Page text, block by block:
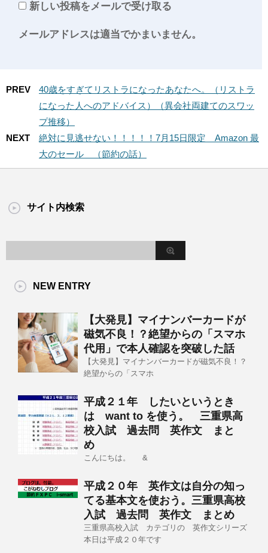
新しい投稿をメールで受け取る
メールアドレスは適当でかまいません。
PREV
40歳をすぎてリストラになったあなたへ。（リストラ
になった人へのアドバイス）（異会社両建てのスワッ
プ推移）
NEXT
絶対に見逃せない！！！！！7月15日限定 Amazon 最
大のセール （節約の話）
サイト内検索
NEW ENTRY
【大発見】マイナンバーカードが
磁気不良！？絶望からの「スマホ
代用」で本人確認を突破した話
【大発見】マイナンバーカードが磁気不良！？
絶望からの「スマホ
平成２１年 したいというとき
は want to を使う。 三重県高
校入試 過去問 英作文 まと
め
こんにちは。 &
平成２０年 英作文は自分の知っ
てる基本文を使おう。三重県高校
入試 過去問 英作文 まとめ
三重県高校入試 カテゴリの 英作文シリーズ
本日は平成２０年です